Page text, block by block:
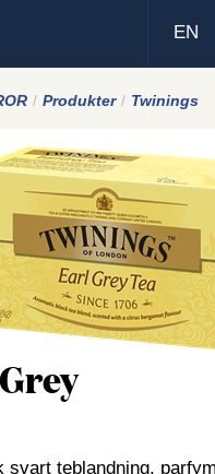
EN
Produkter Twinings
svart teblandning,